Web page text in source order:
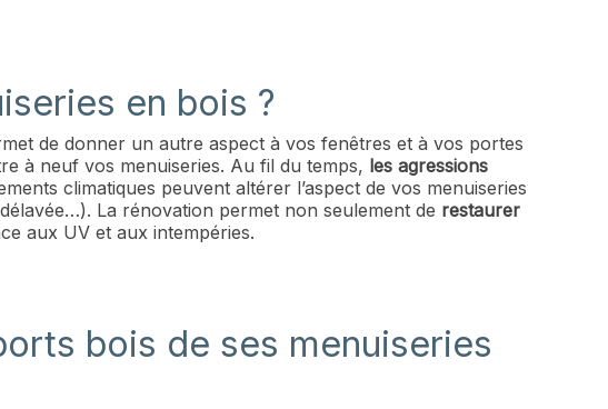
en bois ?
de donner un autre aspect à vos fenêtres et à vos portes
à neuf vos menuiseries. Au fil du temps, les agressions
climatiques peuvent altérer l’aspect de vos menuiseries
La rénovation permet non seulement de restaurer
aux UV et aux intempéries.
bois de ses menuiseries